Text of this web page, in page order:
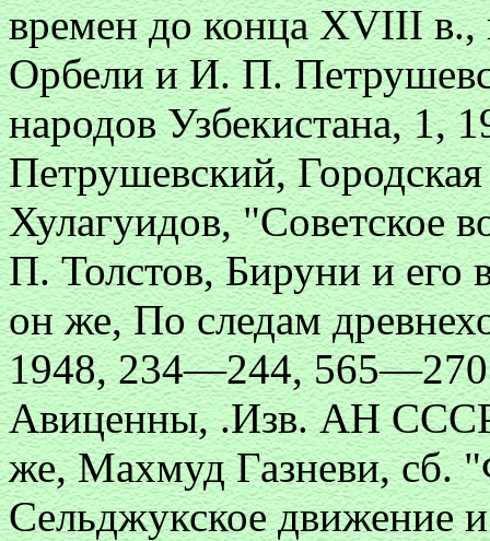
времен до конца XVIII
Орбели и И. П.
народов Узбекистана, 1,
Петрушевский, Городская
Хулагуидов, "Советское
П. Толстов, Бируни и
он же, По следам
1948, 234—244,
Авиценны, .Изв. АН
же, Махмуд Газневи, сб.
Сельджукское